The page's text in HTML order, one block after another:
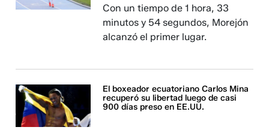
Con un tiempo de 1 hora, 33
minutos y 54 segundos, Morejón
alcanzó el primer lugar.
El boxeador ecuatoriano Carlos Mina
recuperó su libertad luego de casi
900 días preso en EE.UU.